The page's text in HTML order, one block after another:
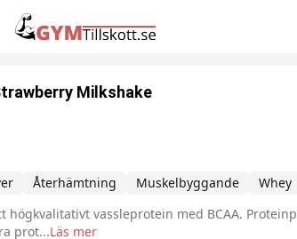
Milkshake
Återhämtning Muskelbyggande Whey
högkvalitativt vassleprotein med BCAA.
prot...Läs mer